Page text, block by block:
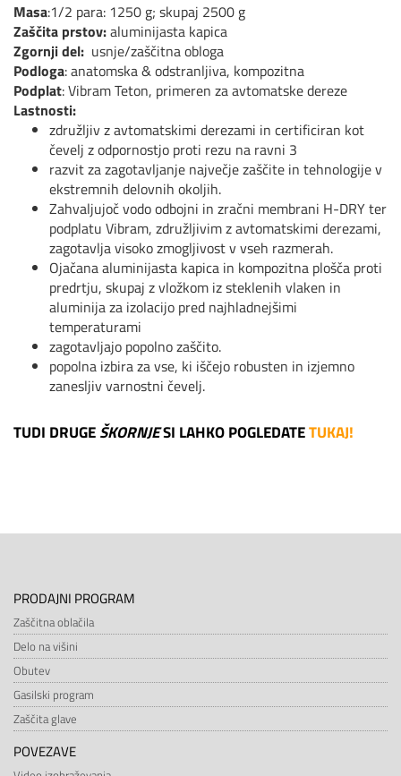
Masa:1/2 para: 1250 g; skupaj 2500 g
Zaščita prstov:aluminijasta kapica
Zgornji del: usnje/zaščitna obloga
Podloga: anatomska & odstranljiva, kompozitna
Podplat: Vibram Teton, primeren za avtomatske dereze
Lastnosti:
združljiv z avtomatskimi derezami in certificiran kot
čevelj z odpornostjo proti rezu na ravni 3
razvit za zagotavljanje največje zaščite in tehnologije v
ekstremnih delovnih okoljih.
Zahvaljujoč vodo odbojni in zračni membrani H-DRY ter
podplatu Vibram, združljivim z avtomatskimi derezami,
zagotavlja visoko zmogljivost v vseh razmerah.
Ojačana aluminijasta kapica in kompozitna plošča proti
predrtju, skupaj z vložkom iz steklenih vlaken in
aluminija za izolacijo pred najhladnejšimi
temperaturami
zagotavljajo popolno zaščito.
popolna izbira za vse, ki iščejo robusten in izjemno
zanesljiv varnostni čevelj.
TUDI DRUGEŠKORNJESI LAHKO POGLEDATETUKAJ!
PRODAJNI PROGRAM
Zaščitna oblačila
Delo na višini
Obutev
Gasilski program
Zaščita glave
POVEZAVE